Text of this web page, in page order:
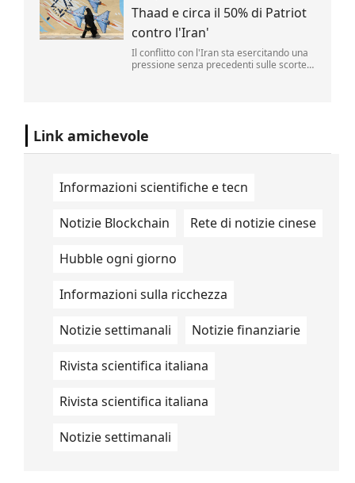
reso noto l'amministrazione militare della
capitale ucraina (Kmva), citato
dall'Ukrainska Pravda.
Thaad e circa il 50% di Patriot
contro l'Iran'
Il conflitto con l'Iran sta esercitando una
pressione senza precedenti sulle scorte
Link amichevole
Informazioni scientifiche e tecn
Notizie Blockchain Rete di notizie cinese
Hubble ogni giorno
Informazioni sulla ricchezza
Notizie settimanali Notizie finanziarie
Rivista scientifica italiana
Rivista scientifica italiana
Notizie settimanali